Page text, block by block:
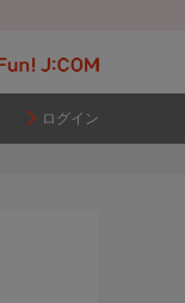
ログイン